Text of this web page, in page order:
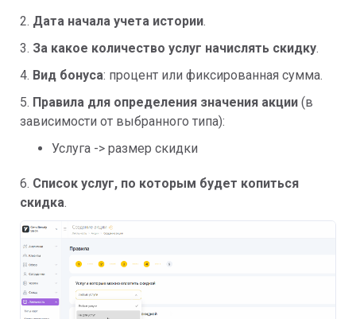
2. Дата начала учета истории.
3. За какое количество услуг начислять скидку.
4. Вид бонуса: процент или фиксированная сумма.
5. Правила для определения значения акции (в
зависимости от выбранного типа):
Услуга -> размер скидки
6. Список услуг, по которым будет копиться
скидка.